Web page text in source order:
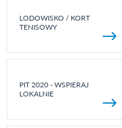
LODOWISKO / KORT
TENISOWY
PIT 2020 - WSPIERAJ
LOKALNIE